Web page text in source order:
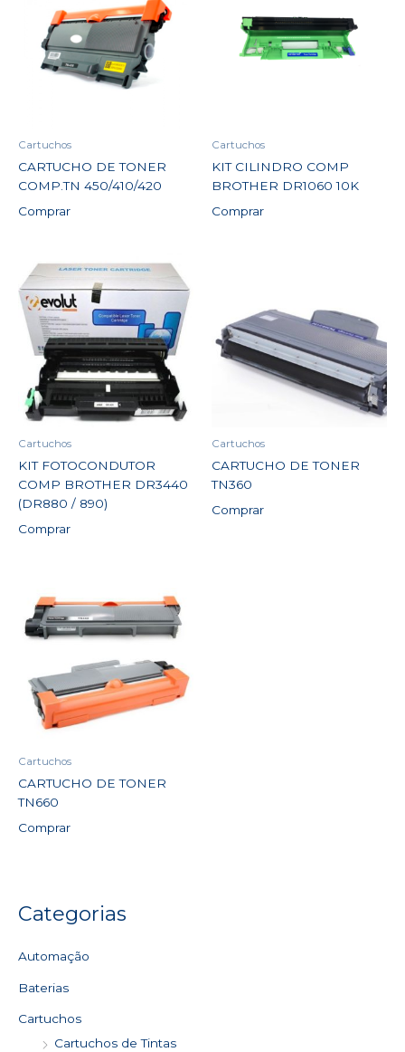
Categorias
Automação
Baterias
Cartuchos
Cartuchos de Tintas
Cartuchos
CARTUCHO DE TONER
COMP.TN 450/410/420
Comprar
Cartuchos
KIT CILINDRO COMP
BROTHER DR1060 10K
Comprar
Cartuchos
KIT FOTOCONDUTOR
COMP BROTHER DR3440
(DR880 / 890)
Comprar
Cartuchos
CARTUCHO DE TONER
TN360
Comprar
Cartuchos
CARTUCHO DE TONER
TN660
Comprar